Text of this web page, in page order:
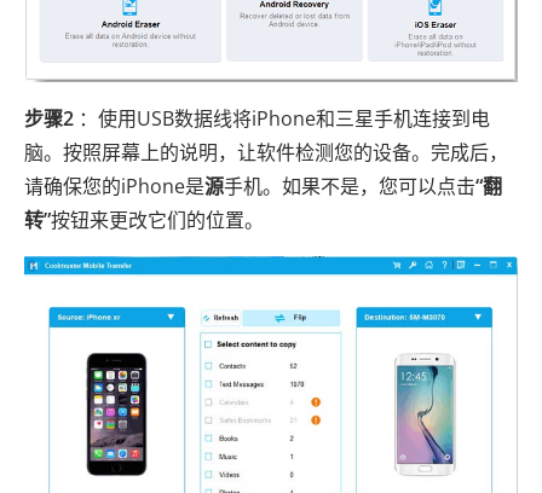
步骤2 ：使用USB数据线将iPhone和三星手机连接到电
脑。按照屏幕上的说明，让软件检测您的设备。完成后，
请确保您的iPhone是源手机。如果不是，您可以点击“翻
转”按钮来更改它们的位置。